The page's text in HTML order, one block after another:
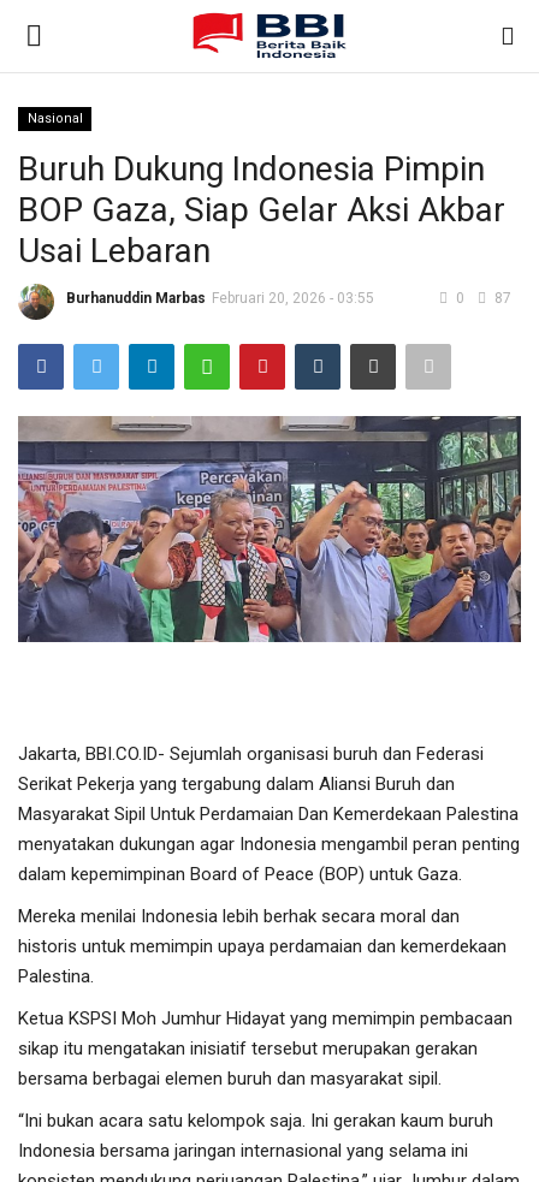
Beranda
Internasional
Ekonomi & Bisnis
Teknologi
Olahraga
Lifestyle
Pendidikan
Hiburan
Opini
Foto & Video
Berita Daerah
Nasional
Buruh Dukung Indonesia Pimpin
BOP Gaza, Siap Gelar Aksi Akbar
Usai Lebaran
Burhanuddin Marbas Februari 20, 2026 - 03:55 0 87
Jakarta, BBI.CO.ID- Sejumlah organisasi buruh dan Federasi
Serikat Pekerja yang tergabung dalam Aliansi Buruh dan
Masyarakat Sipil Untuk Perdamaian Dan Kemerdekaan Palestina
menyatakan dukungan agar Indonesia mengambil peran penting
dalam kepemimpinan Board of Peace (BOP) untuk Gaza.
Mereka menilai Indonesia lebih berhak secara moral dan
historis untuk memimpin upaya perdamaian dan kemerdekaan
Palestina.
Ketua KSPSI Moh Jumhur Hidayat yang memimpin pembacaan
sikap itu mengatakan inisiatif tersebut merupakan gerakan
bersama berbagai elemen buruh dan masyarakat sipil.
“Ini bukan acara satu kelompok saja. Ini gerakan kaum buruh
Indonesia bersama jaringan internasional yang selama ini